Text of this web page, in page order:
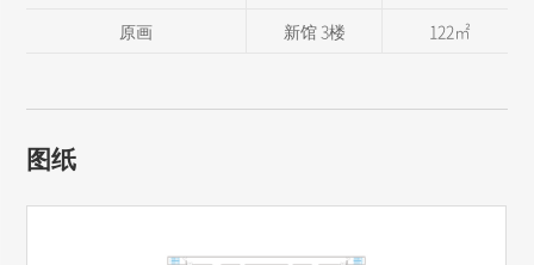
原画
新馆 3楼 122㎡
图纸